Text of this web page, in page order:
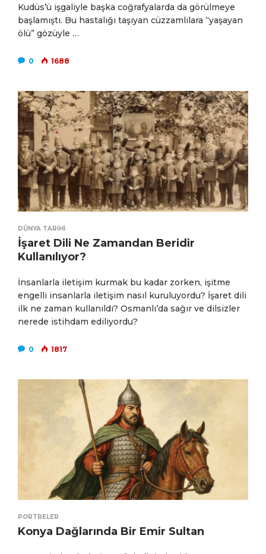
Kudüs’ü işgaliyle başka coğrafyalarda da görülmeye
başlamıştı. Bu hastalığı taşıyan cüzzamlılara “yaşayan
ölü” gözüyle …
0 1688
DÜNYA TARIHI
İşaret Dili Ne Zamandan Beridir
Kullanılıyor?
İnsanlarla iletişim kurmak bu kadar zorken, işitme
engelli insanlarla iletişim nasıl kuruluyordu? İşaret dili
ilk ne zaman kullanıldı? Osmanlı’da sağır ve dilsizler
nerede istihdam ediliyordu?
0 1817
PORTRELER
Konya Dağlarında Bir Emir Sultan